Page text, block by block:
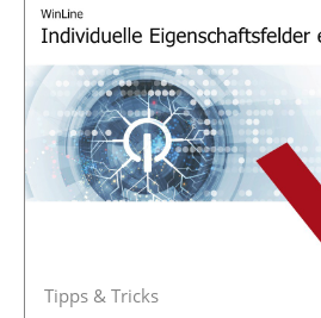
Tipps & Tricks